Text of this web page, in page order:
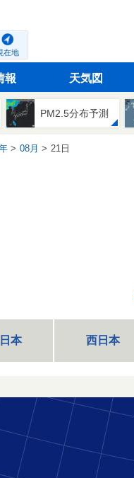
在地
報 天気図
PM2.5分布予測
08月 21日
本 西日本